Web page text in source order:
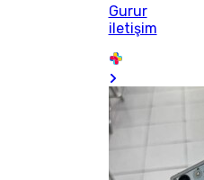
Gurur
iletişim